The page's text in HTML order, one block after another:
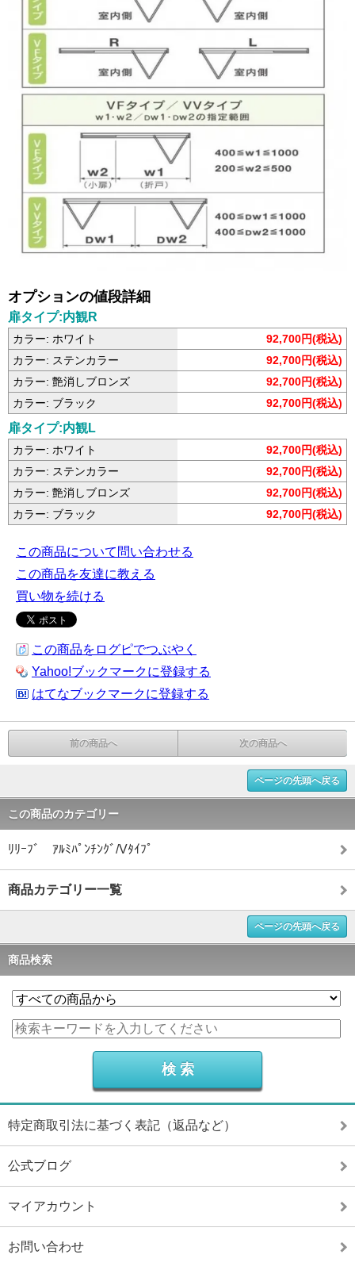
オプションの値段詳細
扉タイプ:内観R
カラー: ホワイト
92,700円(税込)
カラー: ステンカラー
92,700円(税込)
カラー: 艶消しブロンズ
92,700円(税込)
カラー: ブラック
92,700円(税込)
扉タイプ:内観L
カラー: ホワイト
92,700円(税込)
カラー: ステンカラー
92,700円(税込)
カラー: 艶消しブロンズ
92,700円(税込)
カラー: ブラック
92,700円(税込)
この商品について問い合わせる
この商品を友達に教える
買い物を続ける
この商品をログピでつぶやく
Yahoo!ブックマークに登録する
はてなブックマークに登録する
前の商品へ 次の商品へ
ページの先頭へ戻る
この商品のカテゴリー
ﾘﾘｰﾌﾞ ｱﾙﾐﾊﾟﾝﾁﾝｸﾞ/Vﾀｲﾌﾟ
商品カテゴリー一覧
ページの先頭へ戻る
商品検索
特定商取引法に基づく表記（返品など）
公式ブログ
マイアカウント
お問い合わせ